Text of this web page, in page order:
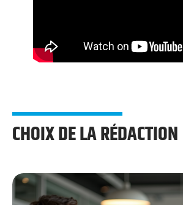
CHOIX DE LA RÉDACTION